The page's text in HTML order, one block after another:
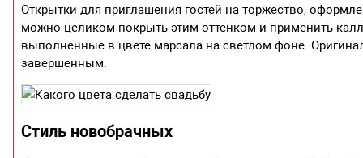
Открытки для приглашения гостей на торжество,
можно целиком покрыть этим оттенком и применить
выполненные в цвете марсала на светлом фоне.
завершенным.
Стиль новобрачных